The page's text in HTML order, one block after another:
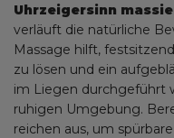
Uhrzeigersinn
verläuft die natürliche
Massage hilft,
zu lösen und ein
im Liegen durchgeführt
ruhigen Umgebung.
reichen aus, um